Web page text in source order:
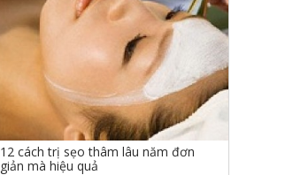
12 cách trị sẹo thâm lâu năm đơn
giản mà hiệu quả